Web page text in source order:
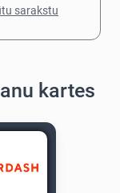
sarakstu
kartes